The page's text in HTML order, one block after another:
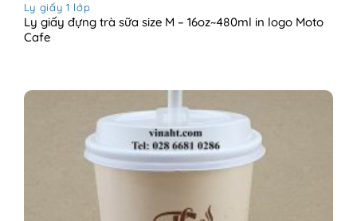
Ly giấy 1 lớp
Ly giấy đựng trà sữa size M – 16oz~480ml in logo Moto
Cafe